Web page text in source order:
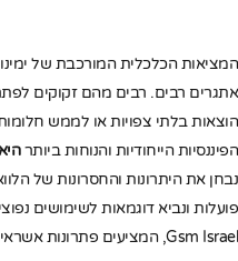
המציאות הכלכלית המורכבת של
אתגרים רבים. רבים מהם זקוקים
הוצאות בלתי צפויות או לממש
הפיננסיות הייחודיות והנוחות ביותר
נבחן את היתרונות והחסרונות של
פועלות ונביא דוגמאות לשימושים
Gsm Israel, המציעים פתרונות אשראי מתקדמים ומשתלמים לכל צורך.